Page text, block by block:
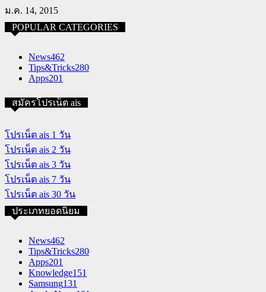
ม.ค. 14, 2015
POPULAR CATEGORIES
News462
Tips&Tricks280
Apps201
สมัครโปรเน็ต ais
โปรเน็ต ais 1 วัน
โปรเน็ต ais 2 วัน
โปรเน็ต ais 3 วัน
โปรเน็ต ais 7 วัน
โปรเน็ต ais 30 วัน
ประเภทยอดนิยม
News462
Tips&Tricks280
Apps201
Knowledge151
Samsung131